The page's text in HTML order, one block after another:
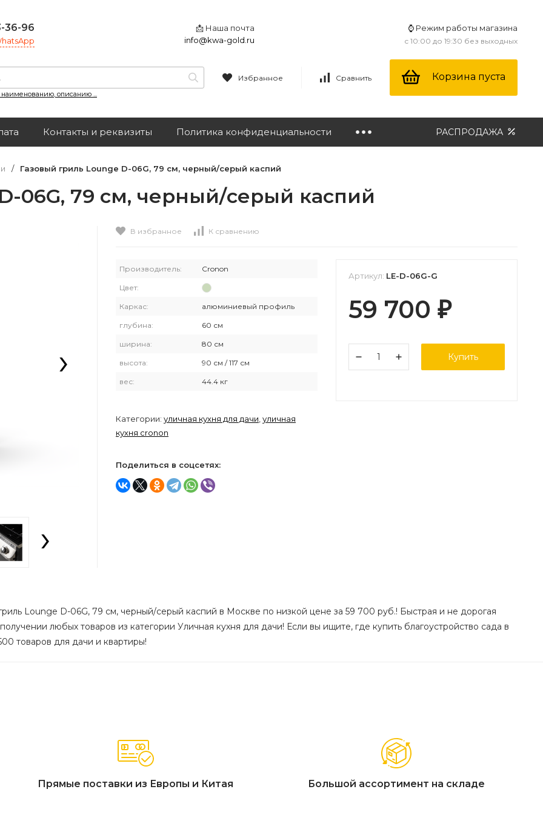
36-96
📩 Наша почта
info@kwa-gold.ru
⌚ Режим работы магазина
с 10:00 до 19:30 без выходных
наименованию, описанию ...
Избранное Сравнить Корзина пуста
Контакты и реквизиты Политика конфиденциальности РАСПРОДАЖА
/ Газовый гриль Lounge D-06G, 79 см, черный/серый каспий
06G, 79 см, черный/серый каспий
›
›
В избранное К сравнению
Производитель: Cronon
Цвет:
Каркас: алюминиевый профиль
глубина: 60 см
ширина: 80 см
высота: 90 см / 117 см
вес: 44.4 кг
Категории: уличная кухня для дачи уличная
кухня cronon
Поделиться в соцсетях:
Артикул: LE-D-06G-G
59 700 ₽
Купить
Lounge D-06G, 79 см, черный/серый каспий в Москве по низкой цене за 59 700 руб.! Быстрая и не дорогая
любых товаров из категории Уличная кухня для дачи! Если вы ищите, где купить благоустройство сада в
товаров для дачи и квартиры!
Прямые поставки из Европы и Китая Большой ассортимент на складе